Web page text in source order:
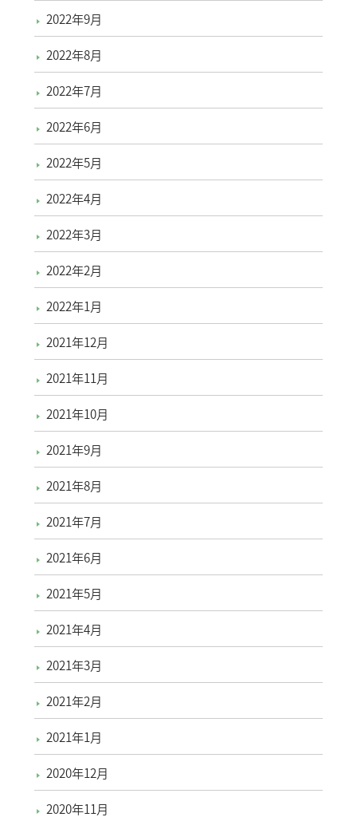
2022年9月
2022年8月
2022年7月
2022年6月
2022年5月
2022年4月
2022年3月
2022年2月
2022年1月
2021年12月
2021年11月
2021年10月
2021年9月
2021年8月
2021年7月
2021年6月
2021年5月
2021年4月
2021年3月
2021年2月
2021年1月
2020年12月
2020年11月